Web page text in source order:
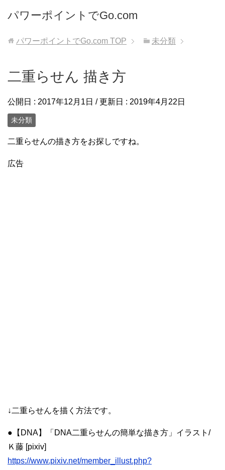
パワーポイントでGo.com
パワーポイントでGo.com TOP 未分類
二重らせん 描き方
公開日 : 2017年12月1日 / 更新日 : 2019年4月22日
未分類
二重らせんの描き方をお探しですね。
広告
↓二重らせんを描く方法です。
●【DNA】「DNA二重らせんの簡単な描き方」イラスト/
Ｋ藤 [pixiv]
https://www.pixiv.net/member_illust.php?